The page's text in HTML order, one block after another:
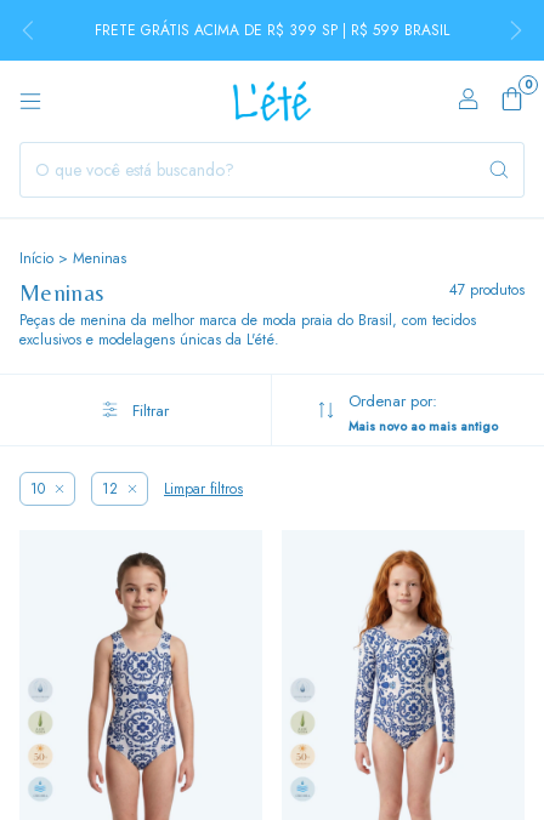
FRETE GRÁTIS ACIMA DE R$ 399 SP | R$ 599 BRASIL
0
Início > Meninas
Meninas
47 produtos
Peças de menina da melhor marca de moda praia do Brasil, com tecidos
exclusivos e modelagens únicas da L'été.
Filtrar Ordenar por:
Mais novo ao mais antigo
10 12 Limpar filtros